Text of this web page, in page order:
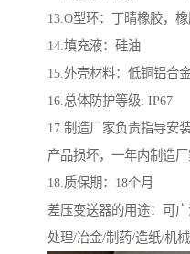
13.O型环：丁晴橡胶，
14.填充液：硅油
15.外壳材料：低铜铝合
16.总体防护等级: IP67
17.制造厂家负责指导安
产品损坏，一年内制造
18.质保期：18个月
差压变送器的用途：可
处理/冶金/制药/造纸/机械